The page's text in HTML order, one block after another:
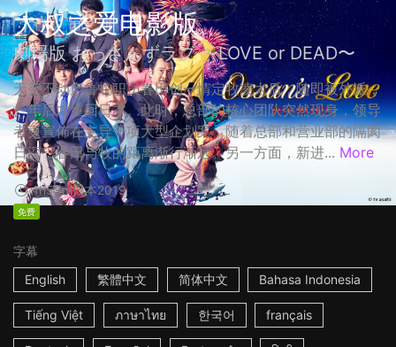
大叔之爱电影版
劇場版 おっさんずラブ 〜LOVE or DEAD〜
天空不动产鲁蛇职员春田创一情定牧凌太后，随即被外派，
一年后才重回日本。此时，总部的核心团队突然现身，领导
者更宣佈在主导一项大型企划案，随着总部和营业部的隔阂
日深，春田与牧的距离渐行渐远。另一方面，新进... More
1h53m日本2019
免费
字幕
English
繁體中文 简体中文 Bahasa Indonesia
Tiếng Việt ภาษาไทย 한국어 français